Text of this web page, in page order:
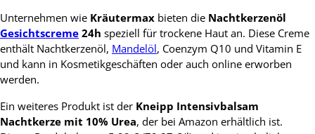
Unternehmen wie Kräutermax bieten die Nachtkerzenöl
Gesichtscreme 24h speziell für trockene Haut an. Diese Creme
enthält Nachtkerzenöl, Mandelöl, Coenzym Q10 und Vitamin E
und kann in Kosmetikgeschäften oder auch online erworben
werden.
Ein weiteres Produkt ist der Kneipp Intensivbalsam
Nachtkerze mit 10% Urea, der bei Amazon erhältlich ist.